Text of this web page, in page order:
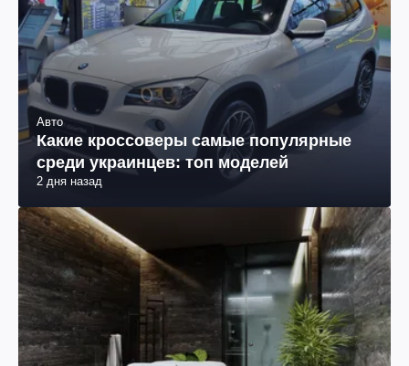
Авто
Какие кроссоверы самые популярные
среди украинцев: топ моделей
2 дня назад